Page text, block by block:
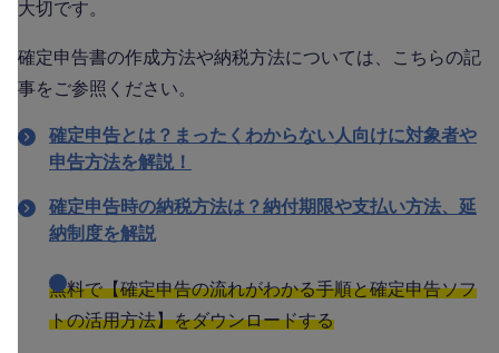
大切です。
確定申告書の作成方法や納税方法については、こちらの記
事をご参照ください。
確定申告とは？まったくわからない人向けに対象者や
申告方法を解説！
確定申告時の納税方法は？納付期限や支払い方法、延
納制度を解説
無料で【確定申告の流れがわかる手順と確定申告ソフ
トの活用方法】をダウンロードする